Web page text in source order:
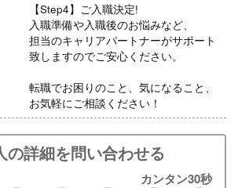
【Step4】ご入職決定!
入職準備や入職後のお悩みなど、
担当のキャリアパートナーがサポート
致しますのでご安心ください。
転職でお困りのこと、気になること、
お気軽にご相談ください！
の詳細を問い合わせる
カンタン30秒